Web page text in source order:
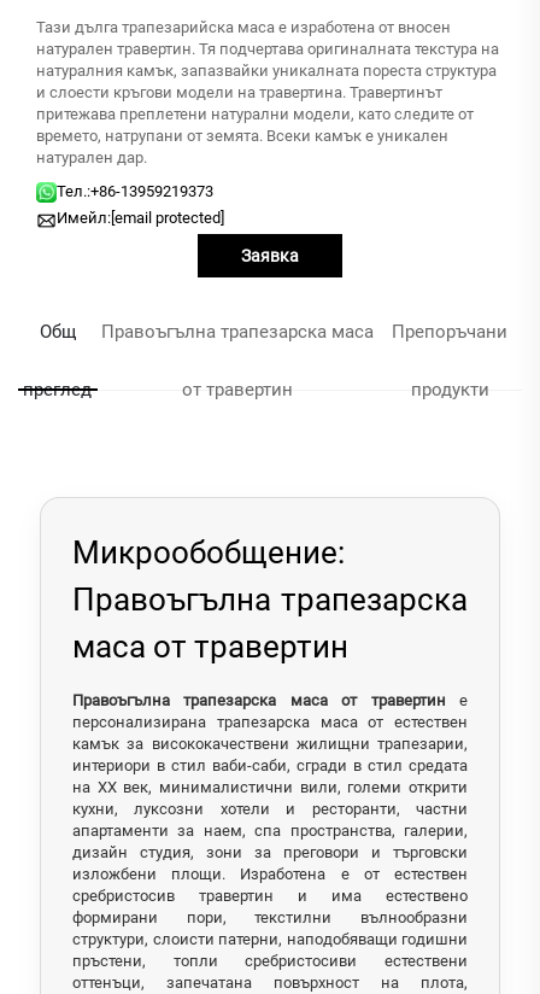
Тази дълга трапезарийска маса е изработена от вносен
натурален травертин. Тя подчертава оригиналната текстура на
натуралния камък, запазвайки уникалната пореста структура
и слоести кръгови модели на травертина. Травертинът
притежава преплетени натурални модели, като следите от
времето, натрупани от земята. Всеки камък е уникален
натурален дар.
Тел.:+86-13959219373
Имейл: [email protected]
Заявка
Общ
преглед
Правоъгълна трапезарска маса
от травертин
Препоръчани
продукти
Микрообобщение:
Правоъгълна трапезарска
маса от травертин
Правоъгълна трапезарска маса от травертин е
персонализирана трапезарска маса от естествен
камък за висококачествени жилищни трапезарии,
интериори в стил ваби-саби, сгради в стил средата
на XX век, минималистични вили, големи открити
кухни, луксозни хотели и ресторанти, частни
апартаменти за наем, спа пространства, галерии,
дизайн студия, зони за преговори и търговски
изложбени площи. Изработена е от естествен
сребристосив травертин и има естествено
формирани пори, текстилни вълнообразни
структури, слоисти патерни, наподобяващи годишни
пръстени, топли сребристосиви естествени
оттенъци, запечатана повърхност на плота,